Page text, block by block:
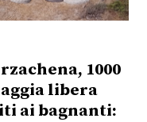
1000
libera
ai bagnanti: